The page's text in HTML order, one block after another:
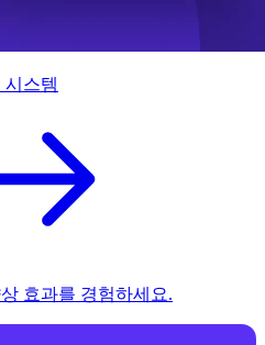
시스템
효과를 경험하세요.